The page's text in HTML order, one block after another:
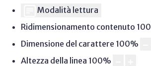
Modalità lettura
Ridimensionamento contenuto 100
Dimensione del carattere 100%
Altezza della linea 100%